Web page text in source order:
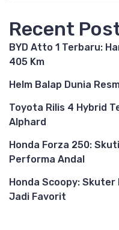
Recent
BYD Atto 1 Terbaru:
405 Km
Helm Balap Dunia
Toyota Rilis 4 Hybrid
Alphard
Honda Forza 250:
Performa Andal
Honda Scoopy:
Jadi Favorit